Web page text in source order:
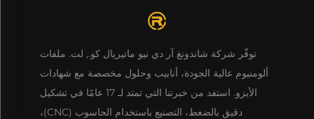
توفّر شركة شاندونغ آر دي نيو ماتيريال كو., لت. ملفات
ألومنيوم عالية الجودة، أنابيب وحلول مخصصة مع شهادات
الأيزو. استفد من خبرتنا التي تمتد لـ 17 عامًا في تشكيل
دقيق بالضغط، التصنيع باستخدام الحاسوب (CNC)،